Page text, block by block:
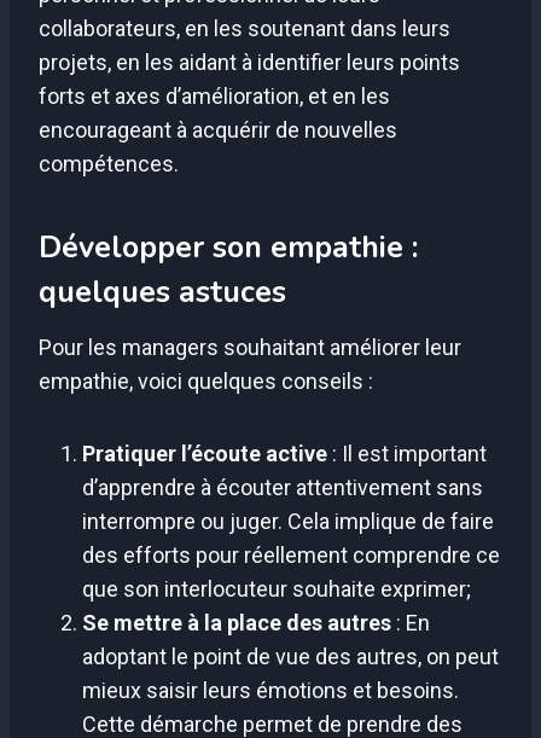
collaborateurs, en les soutenant dans leurs
projets, en les aidant à identifier leurs points
forts et axes d’amélioration, et en les
encourageant à acquérir de nouvelles
compétences.
Développer son empathie :
quelques astuces
Pour les managers souhaitant améliorer leur
empathie, voici quelques conseils :
Pratiquer l’écoute active : Il est important
d’apprendre à écouter attentivement sans
interrompre ou juger. Cela implique de faire
des efforts pour réellement comprendre ce
que son interlocuteur souhaite exprimer;
Se mettre à la place des autres : En
adoptant le point de vue des autres, on peut
mieux saisir leurs émotions et besoins.
Cette démarche permet de prendre des